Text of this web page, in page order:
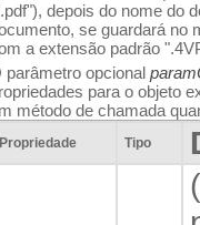
depois do nome do
se guardará no
a extensão padrão
parâmetro opcional
para o objeto
método de chamada
Propriedade Tipo